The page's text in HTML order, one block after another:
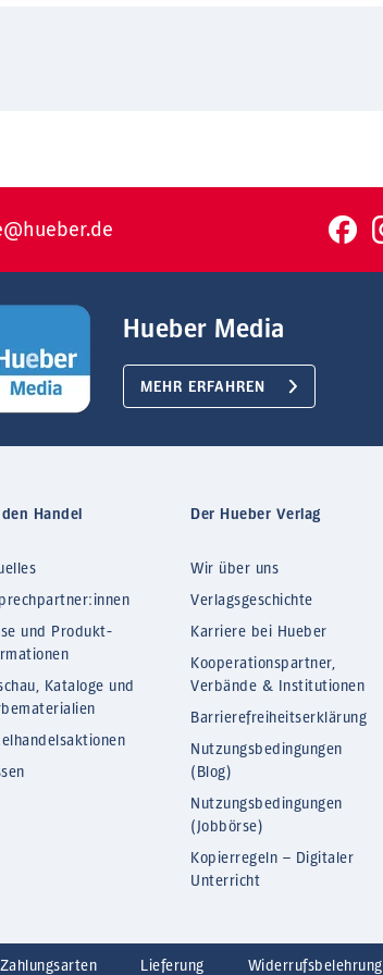
Hueber Media
MEHR ERFAHREN
Handel
und Produkt-
Kataloge und
Der Hueber Verlag
Wir über uns
Verlagsgeschichte
Karriere bei Hueber
Kooperationspartner,
Verbände & Institutionen
Barrierefreiheitserklärung
Nutzungsbedingungen
(Blog)
Nutzungsbedingungen
(Jobbörse)
Kopierregeln – Digitaler
Unterricht
Zahlungsarten Lieferung Widerrufsbelehrung